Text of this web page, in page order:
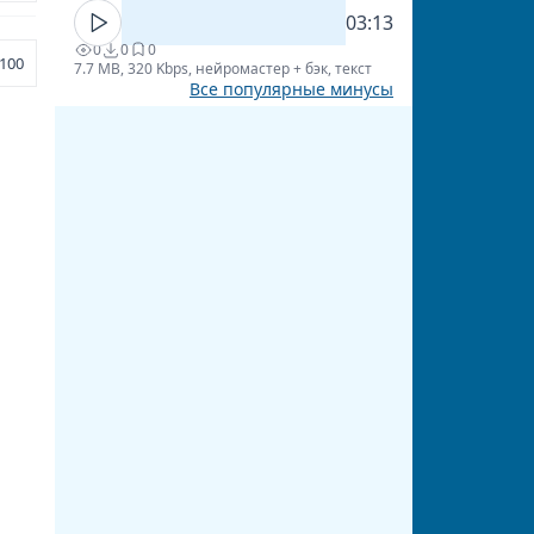
100
03:13
0 0
0
7.7 MB, 320 Kbps, нейромастер + бэк, текст
Все популярные минусы